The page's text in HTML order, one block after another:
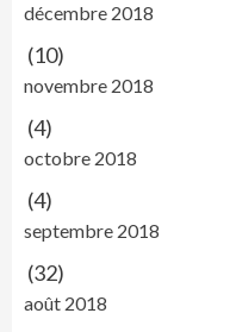
décembre 2018
(10)
novembre 2018
(4)
octobre 2018
(4)
septembre 2018
(32)
août 2018